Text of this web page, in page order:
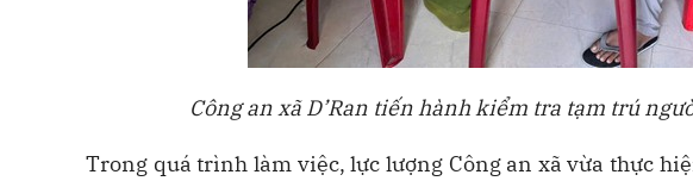
Công an xã D’Ran tiến hành kiểm tra tạm trú
Trong quá trình làm việc, lực lượng Công an xã vừa thực